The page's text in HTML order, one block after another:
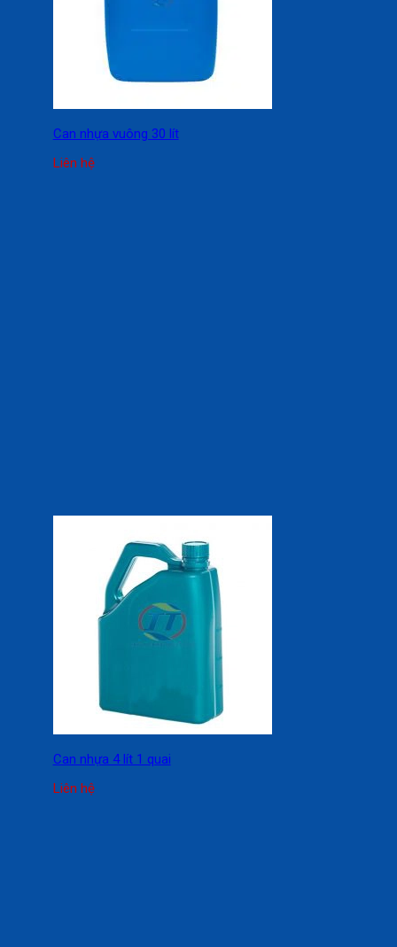
Can nhựa vuông 30 lít
Liên hệ
Can nhựa 4 lít 1 quai
Liên hệ